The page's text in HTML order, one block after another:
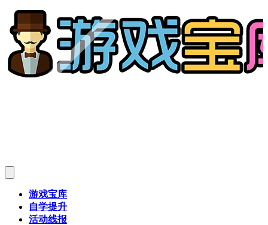
游戏宝库
自学提升
活动线报